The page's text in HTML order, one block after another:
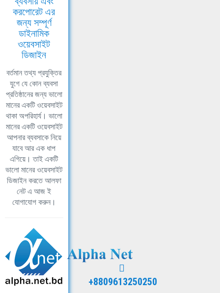
করপোরেট এর
জন্য সম্পূর্ণ
ডাইনামিক
ওয়েবসাইট
ডিজাইন
বর্তমান তথ্য প্রযুক্তির
যুগে যে কোন ব্যবসা
প্রতিষ্ঠানের জন্য ভালো
মানের একটি ওয়েবসাইট
থাকা অপরিহার্য। ভালো
মানের একটি ওয়েবসাইট
আপনার ব্যবসাকে নিয়ে
যাবে আর এক ধাপ
এগিয়ে। তাই একটি
ভালো মানের ওয়েবসাইট
ডিজাইন করতে আলফা
নেট এ আজ ই
যোগাযোগ করুন।
+8809613250250